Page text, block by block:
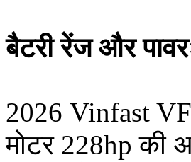
बैटरी रेंज और
2026 Vinfast
मोटर 228hp की